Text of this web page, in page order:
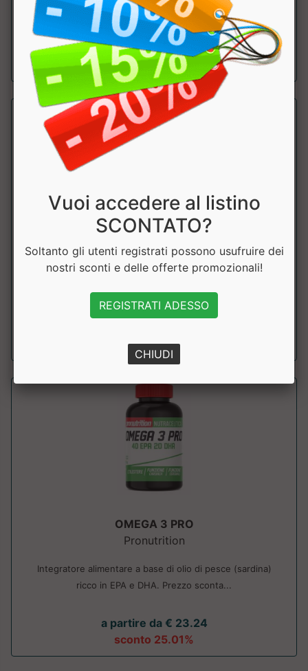
Formula esclusiva e concentrata s...
a partire da € 87.99
sconto 20%
Omega 3 Fish Oil
Self Omninutrition
sconto 22.01%
OMEGA 3 PRO
Pronutrition
Integratore alimentare a base di olio di pesce (sardina)
ricco in EPA e DHA. Prezzo sconta...
a partire da € 23.24
sconto 25.01%
Vuoi accedere al listino
SCONTATO?
Soltanto gli utenti registrati possono usufruire dei
nostri sconti e delle offerte promozionali!
REGISTRATI ADESSO
CHIUDI